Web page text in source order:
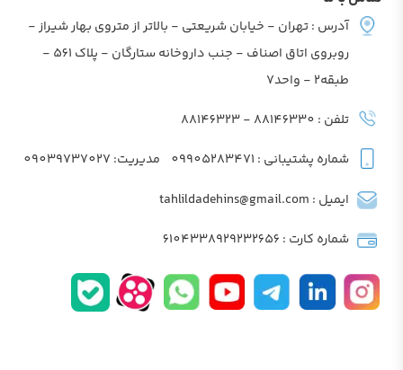
آدرس : تهران - خیابان شریعتی - بالاتر از متروی بهار شیراز -
روبروی اتاق اصناف - جنب داروخانه ستارگان - پلاک 561 -
طبقه2 - واحد7
تلفن : 88146330 - 88146323
شماره پشتیبانی : 09905283471 مدیریت: 09039737027
ایمیل : tahlildadehins@gmail.com
شماره کارت : 6104338929232656